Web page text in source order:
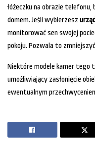
łóżeczku na obrazie telefonu,
domem. Jeśli wybierzesz
monitorować sen swojej
pokoju. Pozwala to
Niektóre modele kamer tego
umożliwiający zasłonięcie
ewentualnym